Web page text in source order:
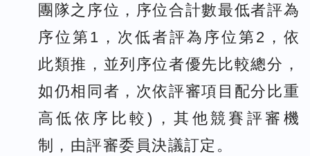
團隊之序位，序位合計數最低者評為
序位第1，次低者評為序位第2，依
此類推，並列序位者優先比較總分，
如仍相同者，次依評審項目配分比重
高低依序比較)，其他競賽評審機
制，由評審委員決議訂定。